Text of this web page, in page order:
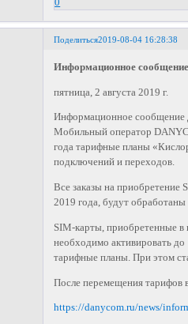
Поделиться2019-08-04 16:28:38
Информационное
пятница, 2 августа 2019 г.
Информационное сообщение
Мобильный оператор
года тарифные планы
подключений и переходов.
Все заказы на приобретение
2019 года, будут
SIM-карты, приобретенные в
необходимо активировать до
тарифные планы. При этом
После перемещения тарифов
https://danycom.ru/news/